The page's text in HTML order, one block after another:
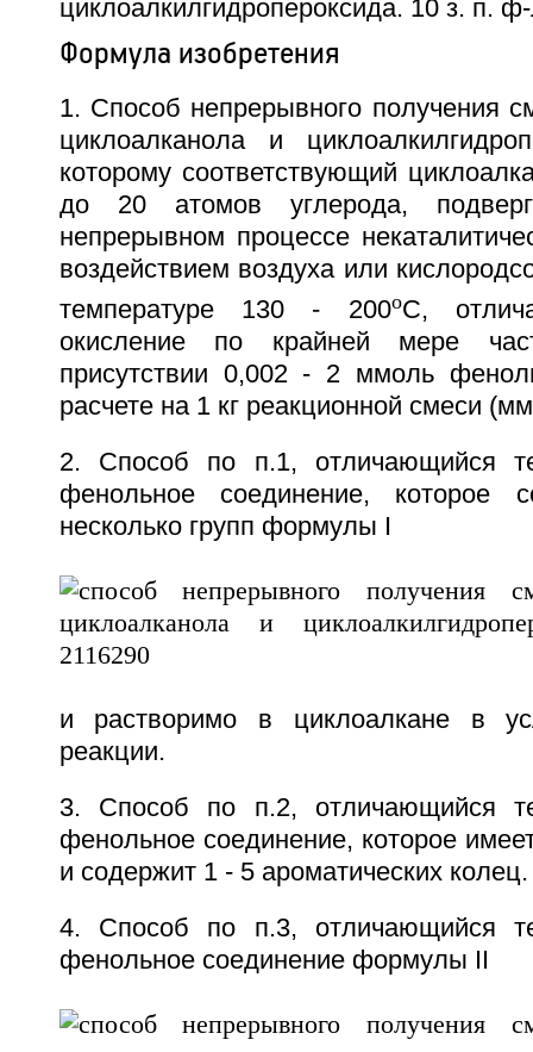
циклоалкилгидропероксида. 10 з. п.
Формула изобретения
1. Способ непрерывного получения
циклоалканола и
которому соответствующий
до 20 атомов углерода,
непрерывном процессе
воздействием воздуха или
температуре 130 - 200oC,
окисление по крайней мере
присутствии 0,002 - 2 ммоль
расчете на 1 кг реакционной смеси
2. Способ по п.1, отличающийся
фенольное соединение, которое
несколько групп формулы I
и растворимо в циклоалкане в
реакции.
3. Способ по п.2, отличающийся
фенольное соединение, которое
и содержит 1 - 5 ароматических колец.
4. Способ по п.3, отличающийся
фенольное соединение формулы II